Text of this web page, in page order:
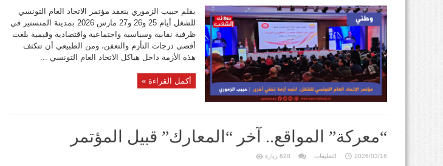
الإتحاد
العام
التونسي
للشغل،
انتبه
أزمة
تخفي
أخرى
مغلقة
بقلم حبيب الزموري ينعقد مؤتمر الاتحاد العام التونسي
للشغل أيام 25 و26 و27 مارس 2026 بمدينة المنستير في
ظرفية نقابية وسياسية واجتماعية واقتصادية وقيمية بلغت
أقصى درجات التأزم والتعفن، ومن الطبيعي أن تتكثف
هذه الأزمة داخل هياكل الاتحاد العام التونسي ...
أكمل القراءة »
“معركة” المواقع.. آخر “المعارك” قبيل المؤتمر
2026/03/16 التعليقات على
620 زيارة